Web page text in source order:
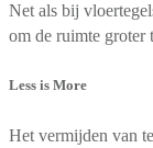
Net als bij
om de ruimte groter
Less is More
Het vermijden van